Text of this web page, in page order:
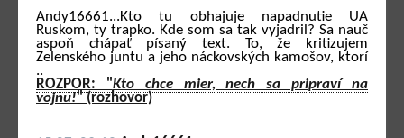
Andy16661...Kto tu obhajuje napadnutie UA
Ruskom, ty trapko. Kde som sa tak vyjadril? Sa nauč
aspoň chápať písaný text. To, že kritizujem
Zelenského juntu a jeho náckovských kamošov, ktorí
..
ROZPOR: "Kto chce mier, nech sa pripraví na
vojnu!" (rozhovor)